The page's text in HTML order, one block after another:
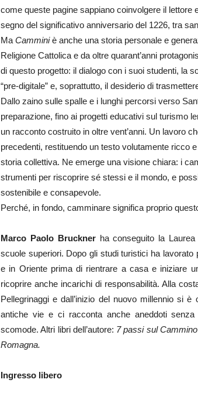
come queste pagine sappiano coinvolgere il
segno del significativo anniversario del 1226, tra
Ma Camminiè anche una storia personale e
Religione Cattolica e da oltre quarant’anni
di questo progetto: il dialogo con i suoi studenti, la
“pre-digitale” e, soprattutto, il desiderio di
Dallo zaino sulle spalle e i lunghi percorsi verso
preparazione, fino ai progetti educativi sul turismo
un racconto costruito in oltre vent’anni. Un lavoro
precedenti, restituendo un testo volutamente ricco
storia collettiva. Ne emerge una visione chiara: i
strumenti per riscoprire sé stessi e il mondo, e
sostenibile e consapevole.
Perché, in fondo, camminare significa proprio
Marco Paolo Brucknerha conseguito la Laurea
scuole superiori. Dopo gli studi turistici ha
e in Oriente prima di rientrare a casa e iniziare
ricoprire anche incarichi di responsabilità. Alla
Pellegrinaggi e dall’inizio del nuovo millennio si
antiche vie e ci racconta anche aneddoti senza
scomode. Altri libri dell’autore: 7 passi sul
Romagna.
Ingresso libero